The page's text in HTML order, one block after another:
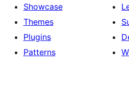
Showcase
Themes
Plugins
Patterns